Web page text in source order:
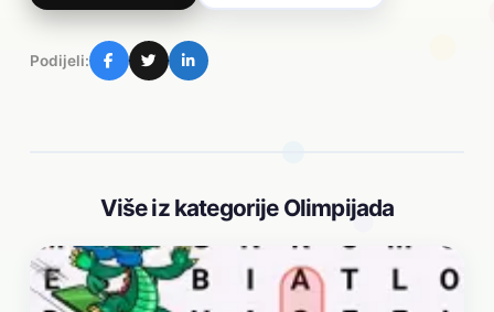
Podijeli:
Više iz kategorije Olimpijada